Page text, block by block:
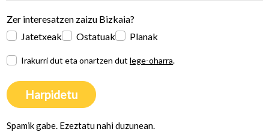
Zer interesatzen zaizu Bizkaia?
Jatetxeak
Ostatuak Planak
Irakurri dut eta onartzen dutlege-oharra.
Harpidetu
Spamik gabe. Ezeztatu nahi duzunean.